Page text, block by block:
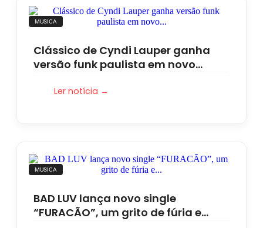
MUSICA
Clássico de Cyndi Lauper ganha
versão funk paulista em novo…
Ler notícia →
MUSICA
BAD LUV lança novo single
“FURACÃO”, um grito de fúria e…